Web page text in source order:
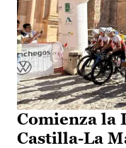
Comienza la
Castilla-La